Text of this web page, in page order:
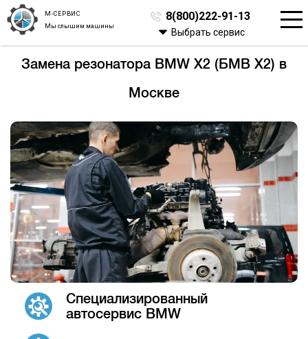
М-СЕРВИС
Мы слышим машины
8(800)222-91-13
Выбрать сервис
Замена резонатора BMW X2 (БМВ Х2) в
Москве
Специализированный
автосервис BMW